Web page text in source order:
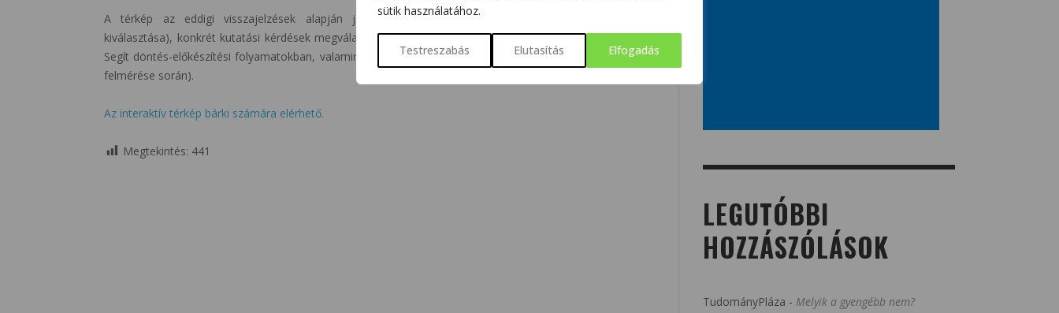
sütik használatához.
Testreszabás Elutasítás Elfogadás
A térkép az eddigi visszajelzések alapján jól használható kutatástervezéshez (pl.: mintaterületek
kiválasztása), konkrét kutatási kérdések megválaszolásához (egyes fajok élőhely-igényeinek modellezése).
Segít döntés-előkészítési folyamatokban, valamint a gyakorlati életben is (vizekkel kapcsolatos kockázatok
felmérése során).
Az interaktív térkép bárki számára elérhető.
Megtekintés: 441
LEGUTÓBBI
HOZZÁSZÓLÁSOK
TudományPláza - Melyik a gyengébb nem?